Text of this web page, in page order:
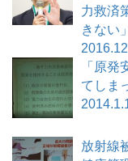
力救済
きない
「原
てしま
放射線